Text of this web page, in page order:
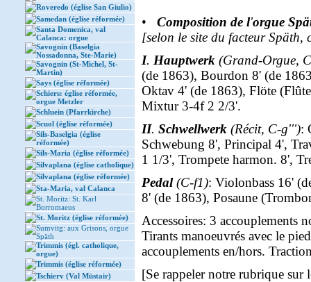
Roveredo (église San Giulio)
Samedan (église réformée)
Santa Domenica, val
Calanca: orgue
Savognin (Baselgia
Nossadonna, Ste-Marie)
Savognin (St-Michel, St-
Martin)
Says (église réformée)
Schiers: église réformée,
orgue Metzler
Schluein (Pfarrkirche)
Scuol (église réformée)
Sils-Baselgia (église
réformée)
Sils-Maria (église réformée)
Silvaplana (église catholique)
Silvaplana (église réformée)
Sta-Maria, val Calanca
St. Moritz: St. Karl
Borromaeus
St. Moritz (église réformée)
Sumvitg: aux Grisons, orgue
Späth
Trimmis (égl. catholique,
orgue)
Trimmis (église réformée)
Tschierv (Val Müstair)
• Composition de l'orgue
[selon le site du facteur Späth,
I. Hauptwerk (Grand-Orgue,
(de 1863), Bourdon 8' (de
Oktav 4' (de 1863), Flöte
Mixtur 3-4f 2 2/3'.
II. Schwellwerk (Récit, C-g'''):
Schwebung 8', Principal 4',
1 1/3', Trompete harmon. 8',
Pedal (C-f1): Violonbass 16'
8' (de 1863), Posaune
Accessoires: 3 accouplements
Tirants manoeuvrés avec le
accouplements en/hors.
[Se rappeler notre rubrique